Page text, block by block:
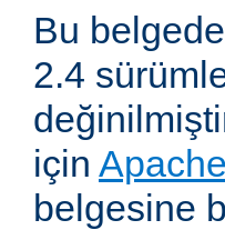
Bu
2.4
için
belgesine